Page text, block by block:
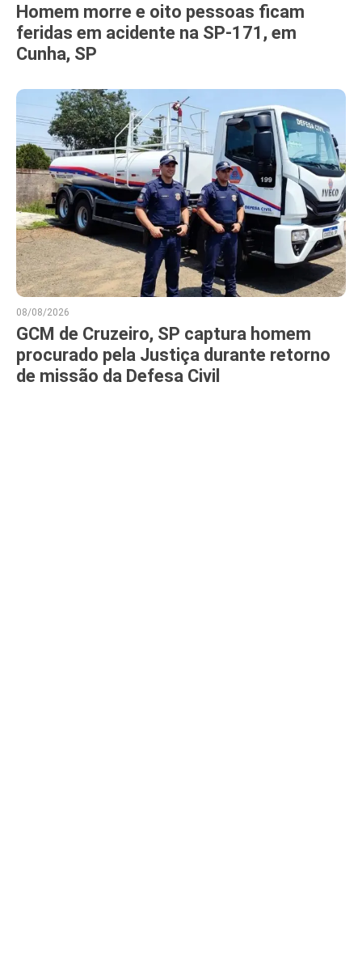
Homem morre e oito pessoas ficam
feridas em acidente na SP-171, em
Cunha, SP
08/08/2026
GCM de Cruzeiro, SP captura homem
procurado pela Justiça durante retorno
de missão da Defesa Civil